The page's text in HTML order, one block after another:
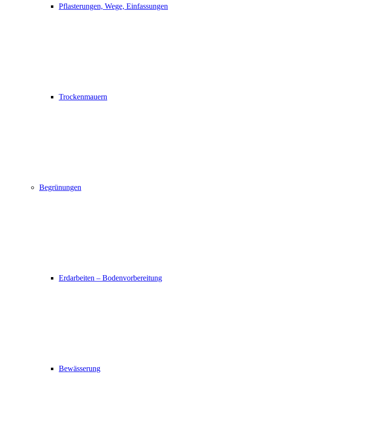
Pflasterungen, Wege, Einfassungen
Trockenmauern
Begrünungen
Erdarbeiten – Bodenvorbereitung
Bewässerung